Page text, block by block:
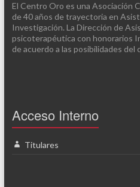
El Centro Oro es una Asociación
de 40 años de trayectoria en
Investigación. La Dirección de
psicoterapéutica con honorarios
de acuerdo a las posibilidades del
Acceso Interno
Titulares